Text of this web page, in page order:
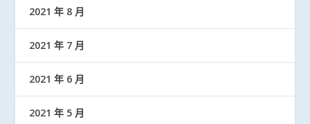
2021 年 8 月
2021 年 7 月
2021 年 6 月
2021 年 5 月